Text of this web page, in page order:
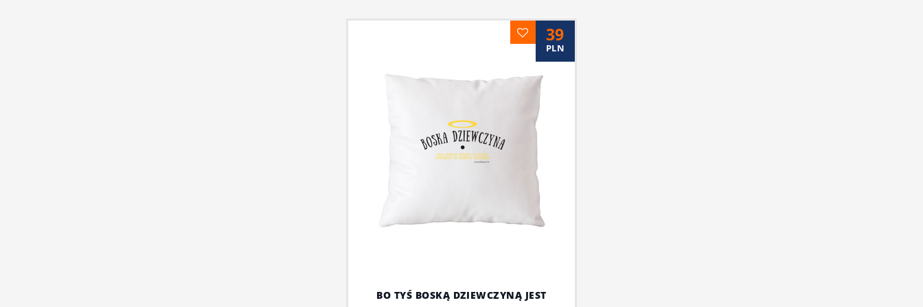
39
PLN
BO TYŚ BOSKĄ DZIEWCZYNĄ JEST